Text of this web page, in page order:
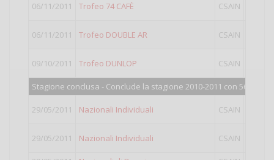
06/11/2011 Trofeo 74 CAFÈ CSAIN
06/11/2011 Trofeo DOUBLE AR CSAIN
09/10/2011 Trofeo DUNLOP CSAIN
Stagione conclusa - Conclude la stagione 2010-2011 con 560 punti.
29/05/2011 Nazionali Individuali CSAIN
29/05/2011 Nazionali Individuali CSAIN